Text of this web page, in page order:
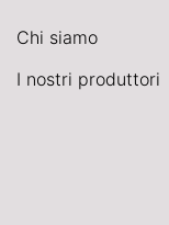
Chi siamo
I nostri produttori